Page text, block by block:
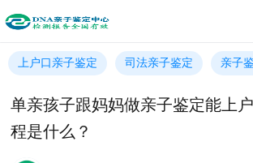
上户口亲子鉴定 司法亲子鉴定 亲子
单亲孩子跟妈妈做亲子鉴定能上
程是什么？